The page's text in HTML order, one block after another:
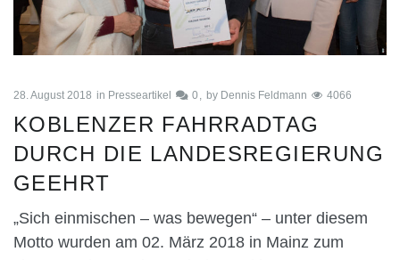
28. August 2018 in Presseartikel 0 by Dennis Feldmann 4066
KOBLENZER FAHRRADTAG
DURCH DIE LANDESREGIERUNG
GEEHRT
„Sich einmischen – was bewegen“ – unter diesem
Motto wurden am 02. März 2018 in Mainz zum